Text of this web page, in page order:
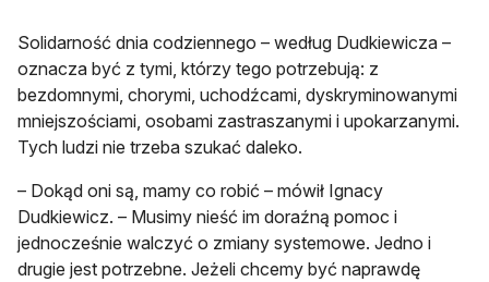
Solidarność dnia codziennego – według Dudkiewicza –
oznacza być z tymi, którzy tego potrzebują: z
bezdomnymi, chorymi, uchodźcami, dyskryminowanymi
mniejszościami, osobami zastraszanymi i upokarzanymi.
Tych ludzi nie trzeba szukać daleko.
– Dokąd oni są, mamy co robić – mówił Ignacy
Dudkiewicz. – Musimy nieść im doraźną pomoc i
jednocześnie walczyć o zmiany systemowe. Jedno i
drugie jest potrzebne. Jeżeli chcemy być naprawdę